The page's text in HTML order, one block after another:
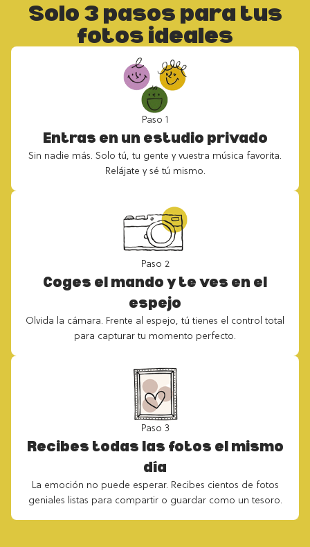
Solo 3 pasos para tus
fotos ideales
Paso 1
Entras en un estudio privado
Sin nadie más. Solo tú, tu gente y vuestra música favorita.
Relájate y sé tú mismo.
Paso 2
Coges el mando y te ves en el
espejo
Olvida la cámara. Frente al espejo, tú tienes el control total
para capturar tu momento perfecto.
Paso 3
Recibes todas las fotos el mismo
día
La emoción no puede esperar. Recibes cientos de fotos
geniales listas para compartir o guardar como un tesoro.